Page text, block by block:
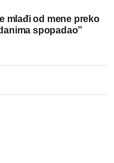
mlađi od mene preko
spopadao”